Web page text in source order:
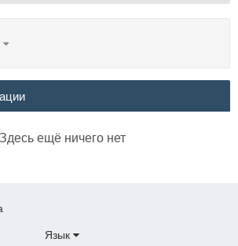
Здесь ещё ничего нет
Язык